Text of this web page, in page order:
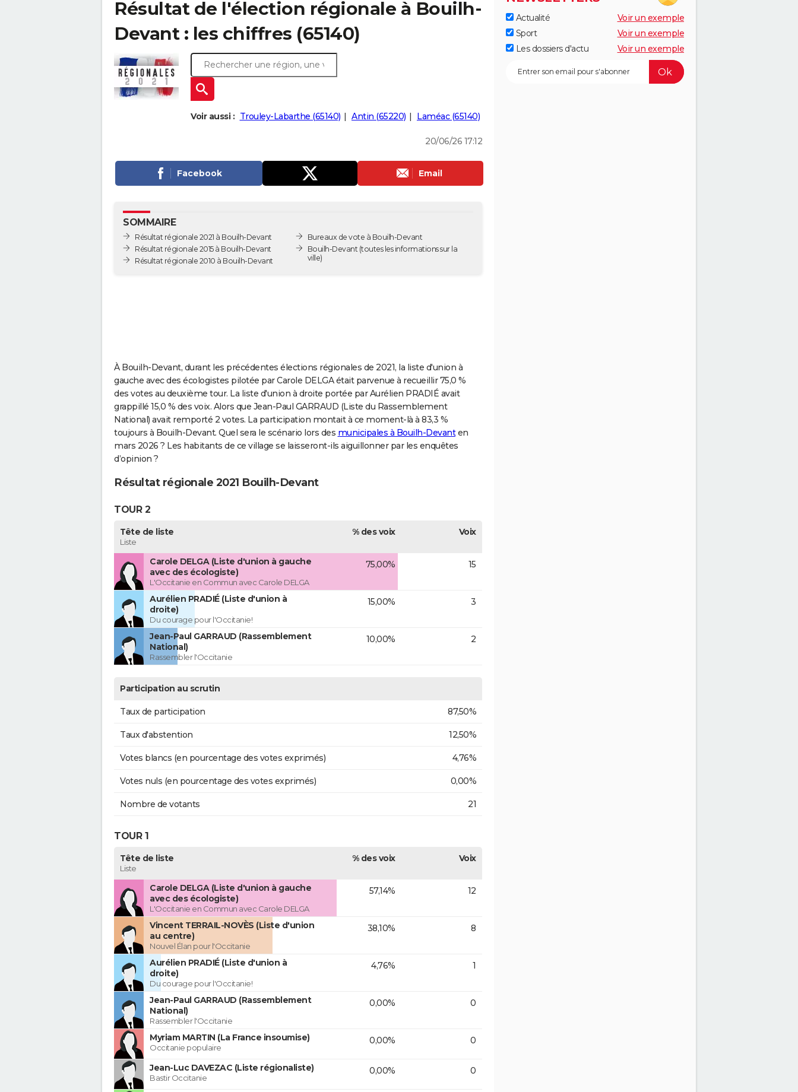
Résultat de l'élection régionale à Bouilh-
Devant : les chiffres (65140)
Voir aussi : Trouley-Labarthe (65140) Antin (65220) Laméac (65140)
20/06/26 17:12
Facebook Email
SOMMAIRE
Résultat régionale 2021 à Bouilh-Devant
Résultat régionale 2015 à Bouilh-Devant
Résultat régionale 2010 à Bouilh-Devant
Bureaux de vote à Bouilh-Devant
Bouilh-Devant (toutes les informations sur la
ville)
À Bouilh-Devant, durant les précédentes élections régionales de 2021, la liste d'union à
gauche avec des écologistes pilotée par Carole DELGA était parvenue à recueillir 75,0 %
des votes au deuxième tour. La liste d'union à droite portée par Aurélien PRADIÉ avait
grappillé 15,0 % des voix. Alors que Jean-Paul GARRAUD (Liste du Rassemblement
National) avait remporté 2 votes. La participation montait à ce moment-là à 83,3 %
toujours à Bouilh-Devant. Quel sera le scénario lors des municipales à Bouilh-Devanten
mars 2026 ? Les habitants de ce village se laisseront-ils aiguillonner par les enquêtes
d’opinion ?
Résultat régionale 2021 Bouilh-Devant
TOUR 2
Tête de liste
Liste
% des voix Voix
Carole DELGA (Liste d'union à gauche
avec des écologiste)
L'Occitanie en Commun avec Carole DELGA
75,00% 15
Aurélien PRADIÉ (Liste d'union à
droite)
Du courage pour l'Occitanie!
15,00% 3
Jean-Paul GARRAUD (Rassemblement
National)
Rassembler l'Occitanie
10,00% 2
Participation au scrutin
Taux de participation 87,50%
Taux d'abstention 12,50%
Votes blancs (en pourcentage des votes exprimés) 4,76%
Votes nuls (en pourcentage des votes exprimés) 0,00%
Nombre de votants 21
TOUR 1
Tête de liste
Liste
% des voix Voix
Carole DELGA (Liste d'union à gauche
avec des écologiste)
L'Occitanie en Commun avec Carole DELGA
57,14% 12
Vincent TERRAIL-NOVÈS (Liste d'union
au centre)
Nouvel Élan pour l'Occitanie
38,10% 8
Aurélien PRADIÉ (Liste d'union à
droite)
Du courage pour l'Occitanie!
4,76% 1
Jean-Paul GARRAUD (Rassemblement
National)
Rassembler l'Occitanie
0,00% 0
Myriam MARTIN (La France insoumise)
Occitanie populaire
0,00% 0
Jean-Luc DAVEZAC (Liste régionaliste)
Bastir Occitanie
0,00% 0
Actualité
Voir un exemple
Sport
Voir un exemple
Les dossiers d'actu
Voir un exemple